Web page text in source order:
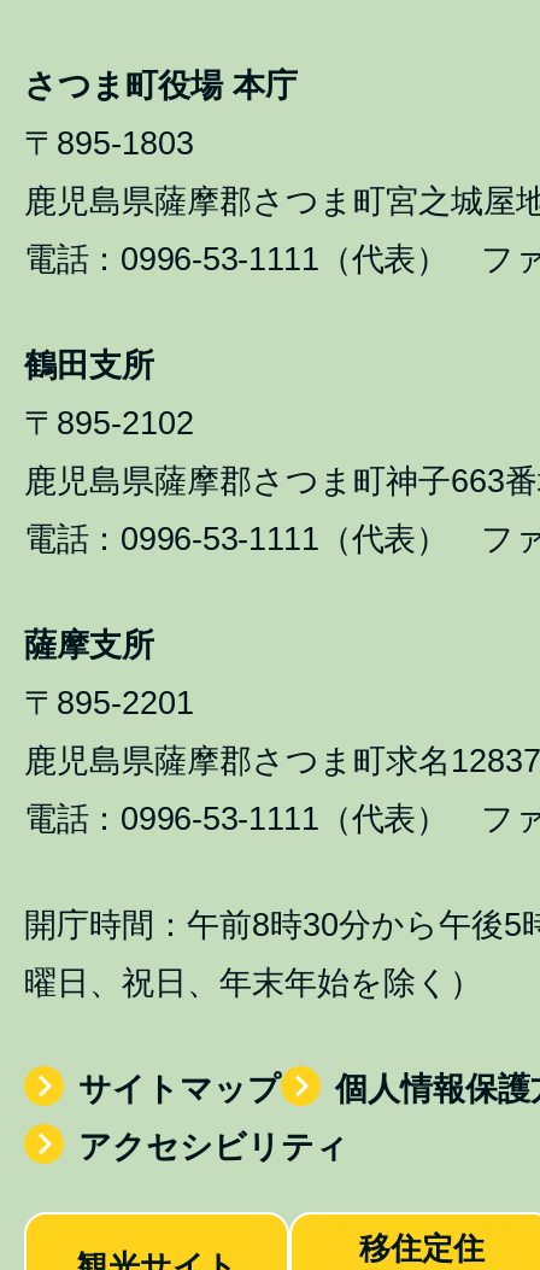
さつま町役場 本庁
〒895-1803
鹿児島県薩摩郡さつま町宮之城屋
電話：0996-53-1111（代表） フ
鶴田支所
〒895-2102
鹿児島県薩摩郡さつま町神子663
電話：0996-53-1111（代表） フ
薩摩支所
〒895-2201
鹿児島県薩摩郡さつま町求名
電話：0996-53-1111（代表） フ
開庁時間：午前8時30分から午後5
曜日、祝日、年末年始を除く）
サイトマップ
個人情報保護
アクセシビリティ
移住定住